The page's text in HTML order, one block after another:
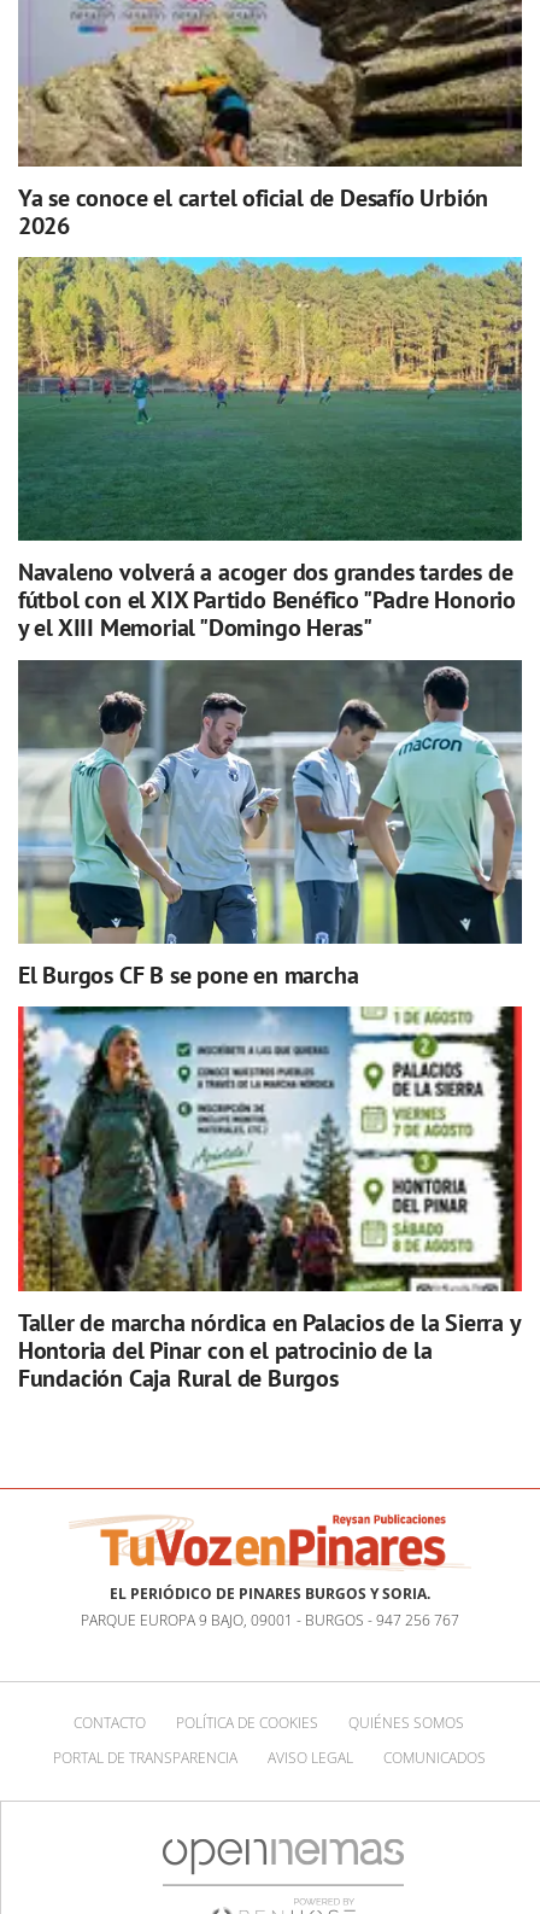
Ya se conoce el cartel oficial de Desafío Urbión
2026
Navaleno volverá a acoger dos grandes tardes de
fútbol con el XIX Partido Benéfico "Padre Honorio
y el XIII Memorial "Domingo Heras"
El Burgos CF B se pone en marcha
Taller de marcha nórdica en Palacios de la Sierra y
Hontoria del Pinar con el patrocinio de la
Fundación Caja Rural de Burgos
EL PERIÓDICO DE PINARES BURGOS Y SORIA.
PARQUE EUROPA 9 BAJO, 09001 - BURGOS - 947 256 767
CONTACTO POLÍTICA DE COOKIES
QUIÉNES SOMOS
PORTAL DE TRANSPARENCIA
AVISO LEGAL COMUNICADOS